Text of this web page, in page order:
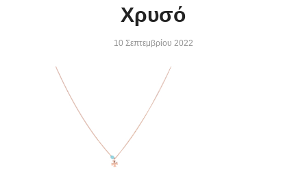
Χρυσό
10 Σεπτεμβρίου 2022